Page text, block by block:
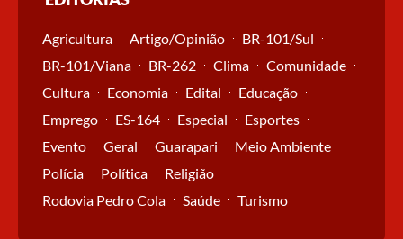
Agricultura Artigo/Opinião
BR-101/Sul
BR-101/Viana
BR-262 Clima
Comunidade
Cultura
Economia Edital
Educação
Emprego
ES-164 Especial
Esportes
Evento
Geral Guarapari
Meio Ambiente
Polícia
Política
Religião
Rodovia Pedro Cola
Saúde Turismo